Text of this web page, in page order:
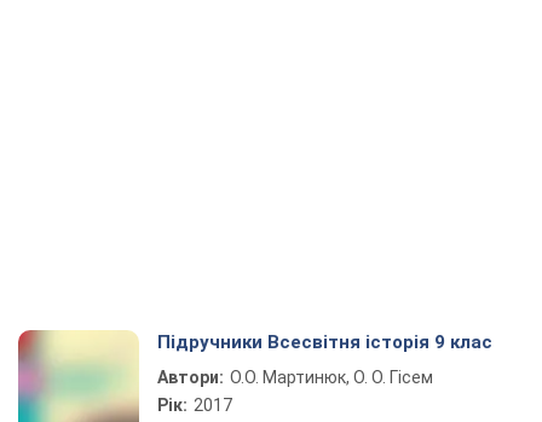
Підручники Всесвітня історія 9 клас
Автори: О.О. Мартинюк, О. О. Гісем
Рік: 2017